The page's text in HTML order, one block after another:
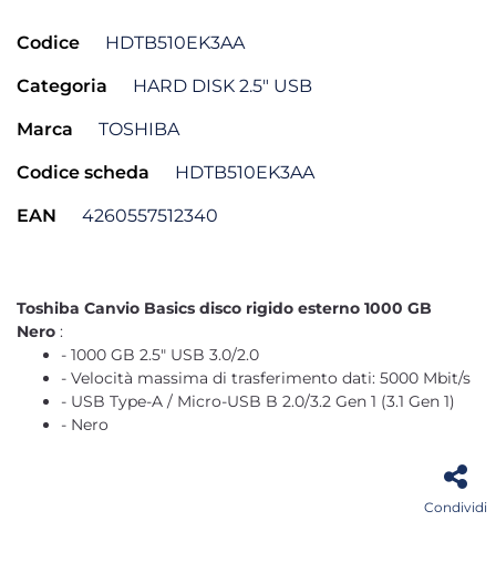
Codice HDTB510EK3AA
Categoria HARD DISK 2.5" USB
Marca TOSHIBA
Codice scheda HDTB510EK3AA
EAN 4260557512340
Toshiba Canvio Basics disco rigido esterno 1000 GB
Nero :
- 1000 GB 2.5" USB 3.0/2.0
- Velocità massima di trasferimento dati: 5000 Mbit/s
- USB Type-A / Micro-USB B 2.0/3.2 Gen 1 (3.1 Gen 1)
- Nero
Condividi